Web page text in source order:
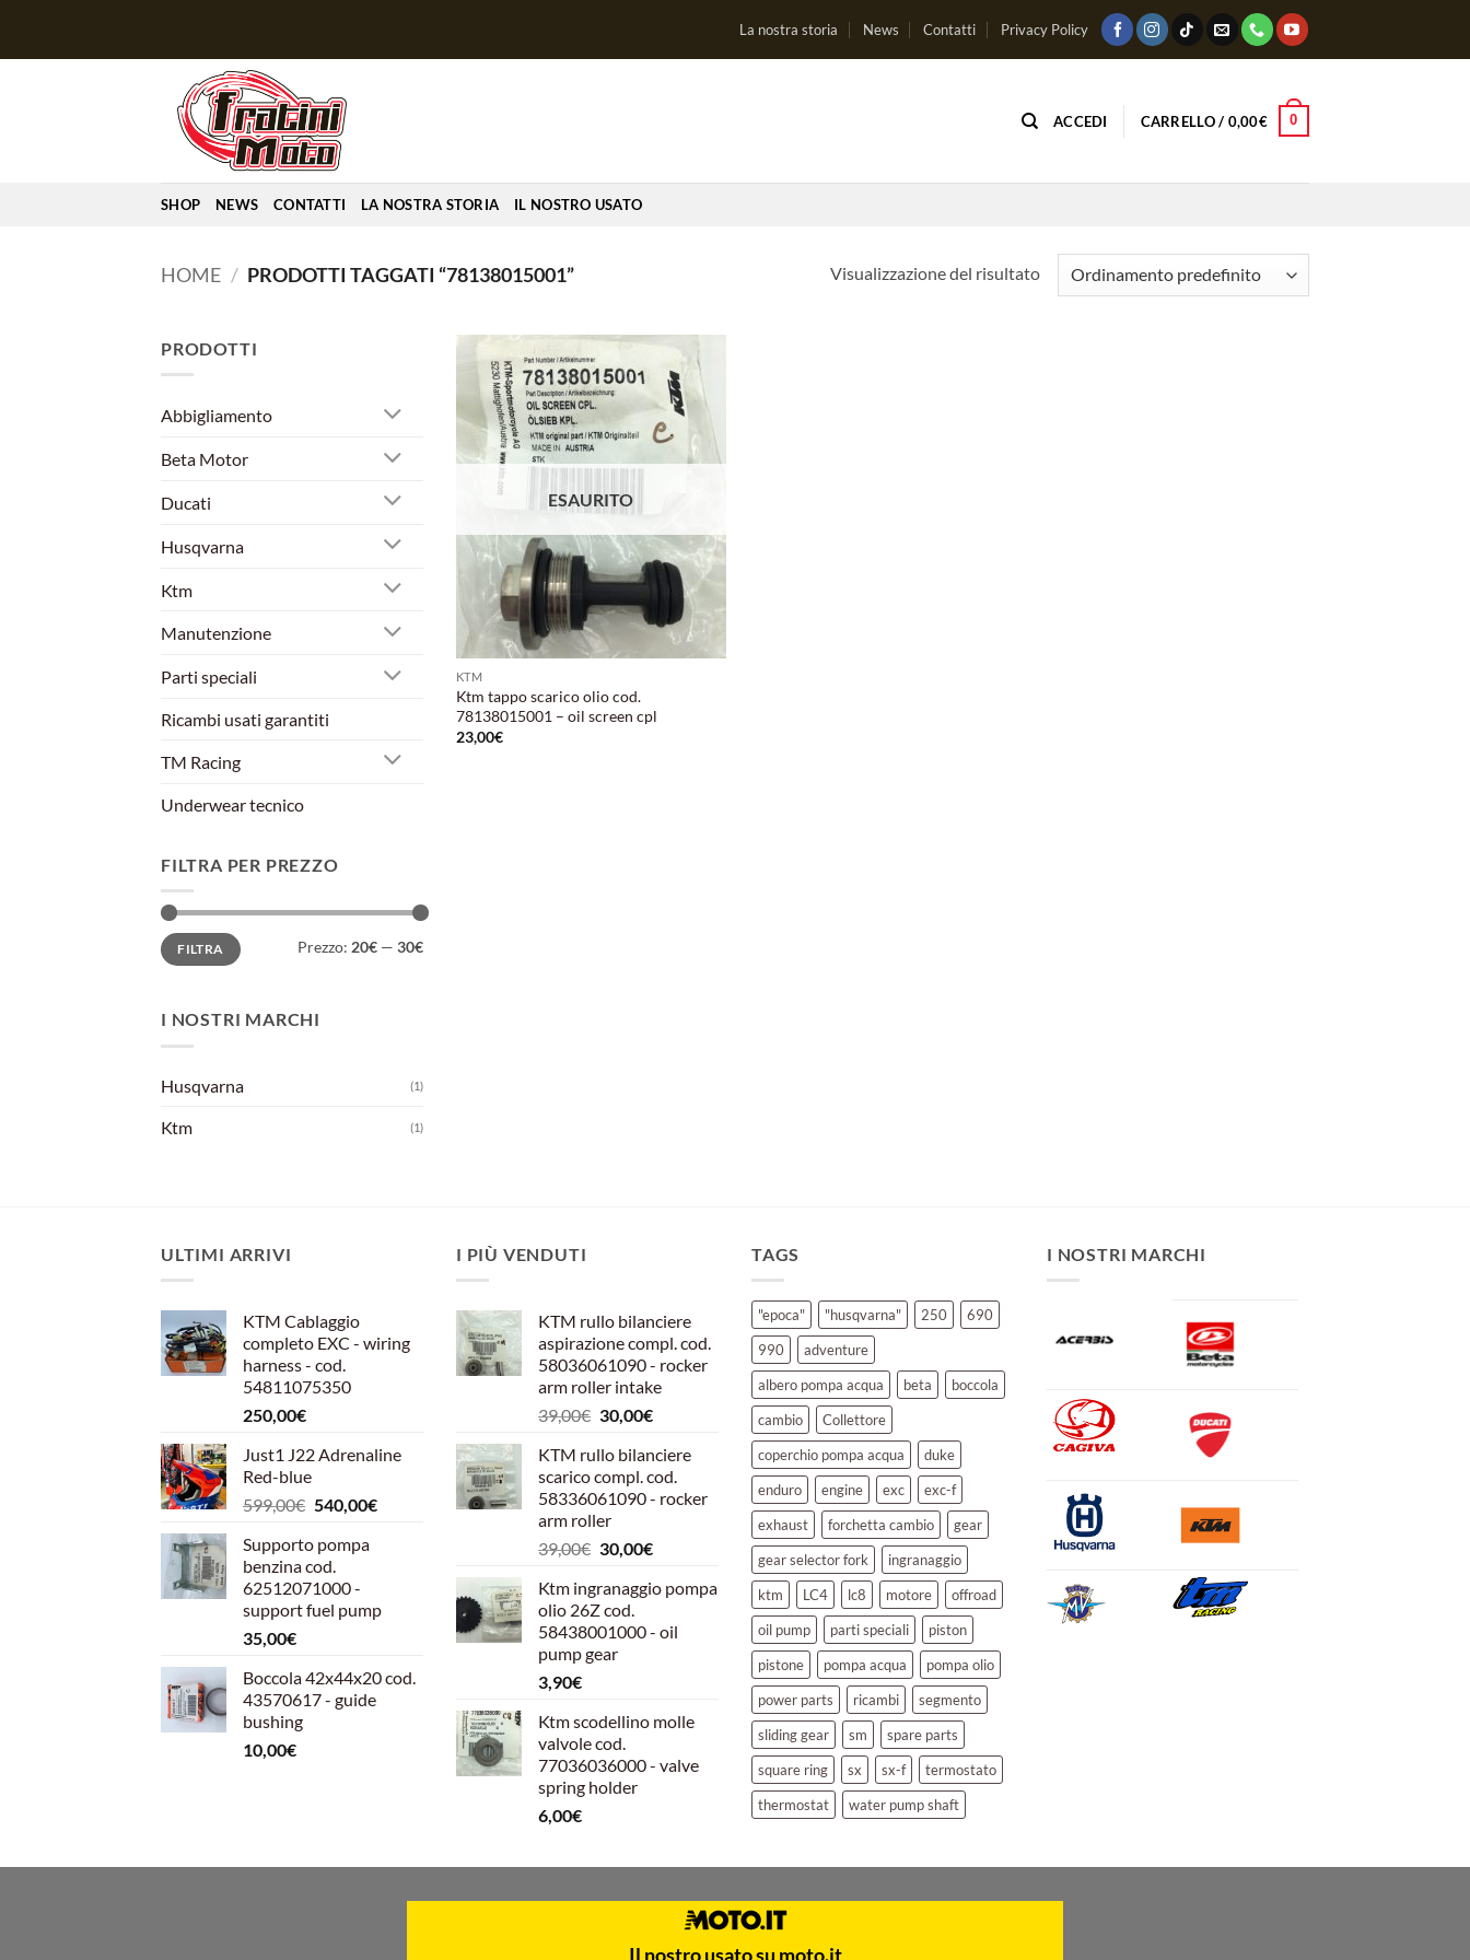
La nostra storia News Contatti Privacy Policy
ACCEDI CARRELLO / 0,00€ 0
SHOP NEWS CONTATTI LA NOSTRA STORIA IL NOSTRO USATO
HOME / PRODOTTI TAGGATI “78138015001” Visualizzazione del risultato
PRODOTTI
Abbigliamento
Beta Motor
Ducati
Husqvarna
Ktm
Manutenzione
Parti speciali
Ricambi usati garantiti
TM Racing
Underwear tecnico
FILTRA PER PREZZO
Prezzo
Min
Prezzo
MaxFILTRA Prezzo: 20€ — 30€
I NOSTRI MARCHI
Husqvarna (1)
Ktm (1)
Aggiungi
alla lista
desideri
ESAURITO
KTM
Ktm tappo scarico olio cod.
78138015001 – oil screen cpl
23,00€
ULTIMI ARRIVI
KTM Cablaggio
completo EXC - wiring
harness - cod.
54811075350
250,00€
Just1 J22 Adrenaline
Red-blue
599,00€ Il
originale
era:
599,00€.
540,00€Il
Supporto pompa
benzina cod.
62512071000 -
support fuel pump
35,00€
Boccola 42x44x20 cod.
43570617 - guide
bushing
10,00€
I PIÙ VENDUTI
KTM rullo bilanciere
aspirazione compl. cod.
58036061090 - rocker
arm roller intake
39,00€ Il
originale
era:
39,00€.
30,00€Il
attuale
è:
30,00€.
KTM rullo bilanciere
scarico compl. cod.
58336061090 - rocker
arm roller
39,00€ Il
originale
era:
39,00€.
30,00€Il
attuale
30,00€.
Ktm ingranaggio pompa
olio 26Z cod.
58438001000 - oil
pump gear
3,90€
Ktm scodellino molle
valvole cod.
77036036000 - valve
spring holder
6,00€
TAGS
"epoca" "husqvarna" 250
690
990
adventure
albero pompa acqua
beta
boccola
cambio
Collettore
coperchio pompa acqua
duke
enduro
engine exc
exc-f
exhaust
forchetta cambio
gear
gear selector fork
ingranaggio
ktm
LC4 lc8 motore
offroad
oil pump
parti speciali
piston
pistone
pompa acqua
pompa olio
power parts
ricambi
segmento
sliding gear
sm
spare parts
square ring
sx sx-f
termostato
thermostat
water pump shaft
I NOSTRI MARCHI
Il nostro usato su moto.it